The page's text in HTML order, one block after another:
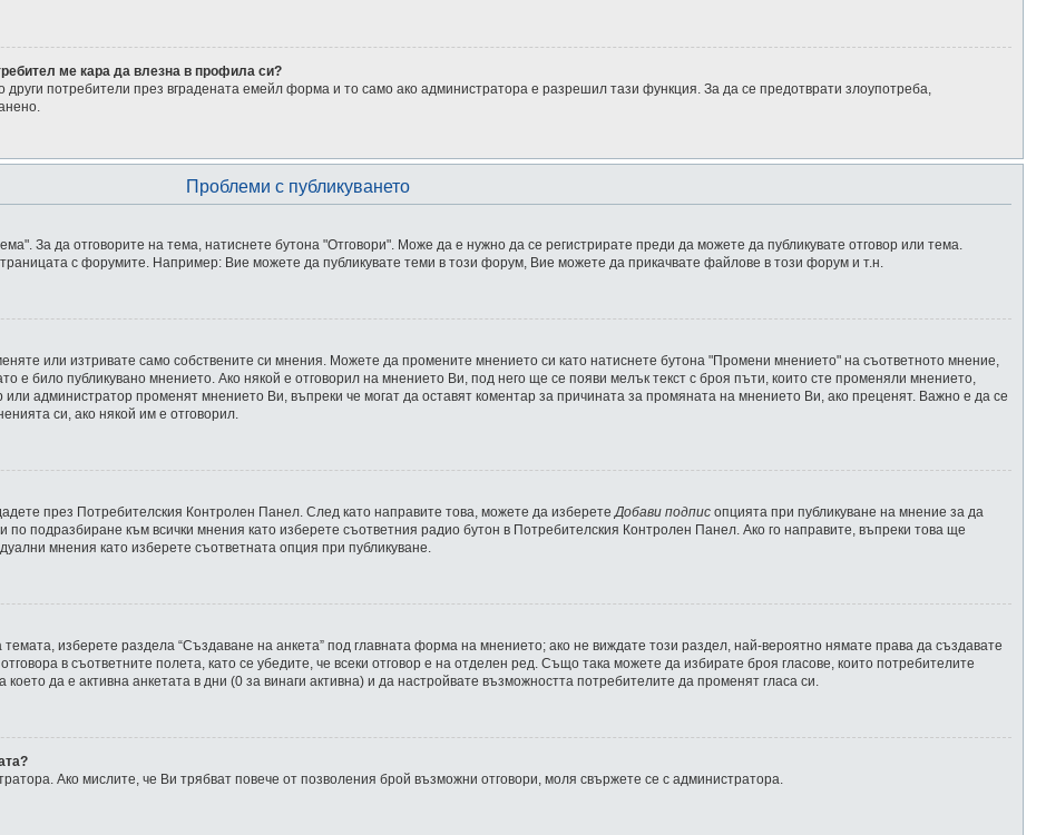
ме кара да влезна в профила си?
потребители през вградената емейл форма и то само ако администратора е разрешил тази функция. За да се предотврати злоупотреба,
Проблеми с публикуването
За да отговорите на тема, натиснете бутона "Отговори". Може да е нужно да се регистрирате преди да можете да публикувате отговор или тема.
с форумите. Например: Вие можете да публикувате теми в този форум, Вие можете да прикачвате файлове в този форум и т.н.
или изтривате само собствените си мнения. Можете да промените мнението си като натиснете бутона "Промени мнението" на съответното мнение,
е било публикувано мнението. Ако някой е отговорил на мнението Ви, под него ще се появи мелък текст с броя пъти, които сте променяли мнението,
или администратор променят мнението Ви, въпреки че могат да оставят коментар за причината за промяната на мнението Ви, ако преценят. Важно е да се
си, ако някой им е отговорил.
през Потребителския Контролен Панел. След като направите това, можете да изберете Добави подпис опцията при публикуване на мнение за да
подразбиране към всички мнения като изберете съответния радио бутон в Потребителския Контролен Панел. Ако го направите, въпреки това ще
мнения като изберете съответната опция при публикуване.
изберете раздела “Създаване на анкета” под главната форма на мнението; ако не виждате този раздел, най-вероятно нямате права да създавате
в съответните полета, като се убедите, че всеки отговор е на отделен ред. Също така можете да избирате броя гласове, които потребителите
да е активна анкетата в дни (0 за винаги активна) и да настройвате възможността потребителите да променят гласа си.
Ако мислите, че Ви трябват повече от позволения брой възможни отговори, моля свържете се с администратора.